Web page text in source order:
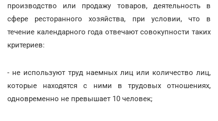
производство или продажу товаров, деятельность в
сфере ресторанного хозяйства, при условии, что в
течение календарного года отвечают совокупности таких
критериев:
- не используют труд наемных лиц или количество лиц,
которые находятся с ними в трудовых отношениях,
одновременно не превышает 10 человек;